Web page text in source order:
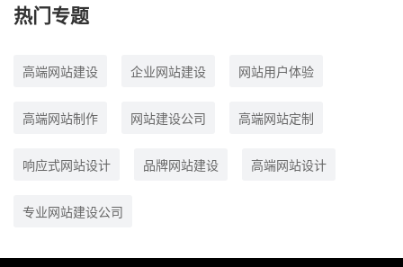
热门专题
高端网站建设 企业网站建设 网站用户体验
高端网站制作 网站建设公司 高端网站定制
响应式网站设计 品牌网站建设 高端网站设计
专业网站建设公司